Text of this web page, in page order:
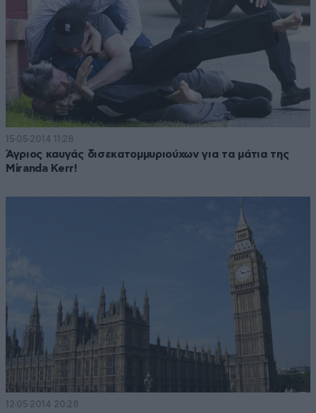
15·05·2014 11:28
Άγριος καυγάς δισεκατομμυριούχων για τα μάτια της
Miranda Kerr!
12·05·2014 20:28